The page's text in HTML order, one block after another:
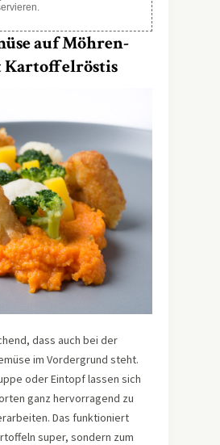
auf Möhren-
Kartoffelröstis
dass auch bei der
im Vordergrund steht.
oder Eintopf lassen sich
ganz hervorragend zu
Das funktioniert
super, sondern zum